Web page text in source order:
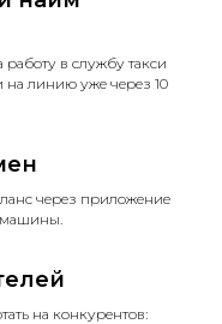
работу в службу такси
линию уже через 10
через приложение
машины.
на конкурентов: